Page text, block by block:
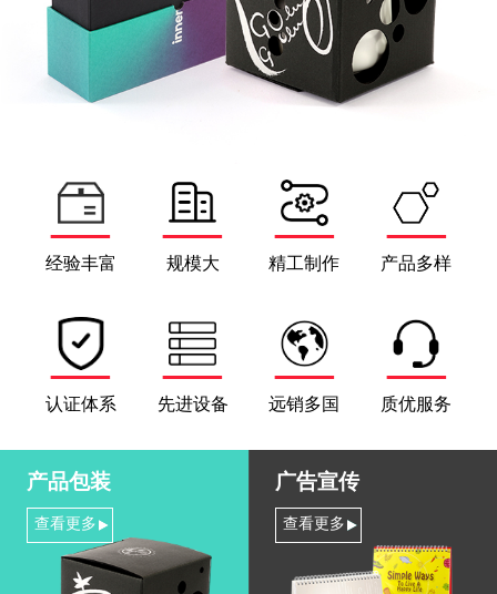
经验丰富 规模大 精工制作 产品多样
认证体系 先进设备 远销多国 质优服务
产品包装
查看更多
广告宣传
查看更多